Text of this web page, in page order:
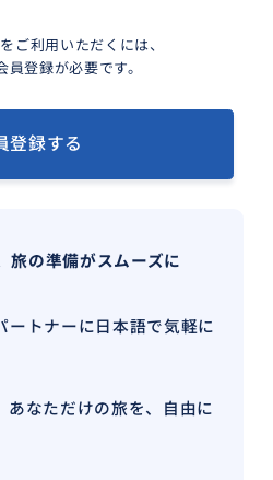
ご利用いただくには、
員登録が必要です。
登録する
旅の準備がスムーズに
ートナーに日本語で気軽に
あなただけの旅を、自由に